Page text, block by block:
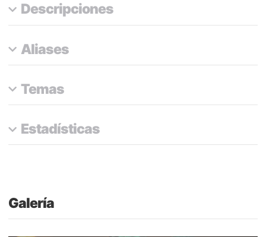
Descripciones
Aliases
Temas
Estadísticas
Galería